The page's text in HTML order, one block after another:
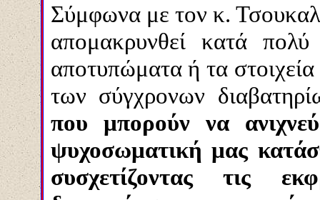
Σύμφωνα με τον κ.
απομακρυνθεί κατά
αποτυπώματα ή τα
των σύγχρονων
που μπορούν να
ψυχοσωματική μας
συσχετίζοντας τις